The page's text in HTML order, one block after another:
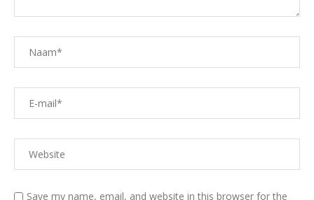
Save my name, email, and website in this browser for the